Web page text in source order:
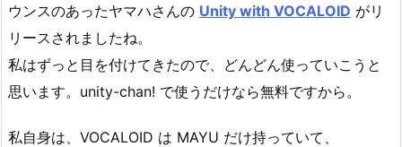
ウンスのあったヤマハさんの Unity with VOCALOID がリ
リースされましたね。
私はずっと目を付けてきたので、どんどん使っていこうと
思います。unity-chan! で使うだけなら無料ですから。
私自身は、VOCALOID は MAYU だけ持っていて、